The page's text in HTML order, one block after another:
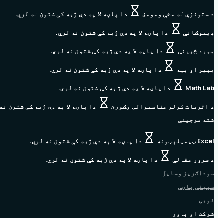
د ستونزې له مخې ومومئ دا پاڼه لا په دې ژبه کې شتون نه لري.
ډیموګانې دا پاڼه لا په دې ژبه کې شتون نه لري.
مورد څېړنې دا پاڼه لا په دې ژبه کې شتون نه لري.
بهیر او بیه دا پاڼه لا په دې ژبه کې شتون نه لري.
Math Lab دا پاڼه لا په دې ژبه کې شتون نه لري.
د اتومات کولو مناسبوالی وګورئ دا پاڼه لا په دې ژبه کې شتون
شته سرچینې
Excel ټیمپلېټونه دا پاڼه لا په دې ژبه کې شتون نه لري.
د سرور مقالې
دا پاڼه لا په دې ژبه کې شتون نه لري.
سوداګریز وسایل
سپینې پاڼې
لوبې
شرکت او باور